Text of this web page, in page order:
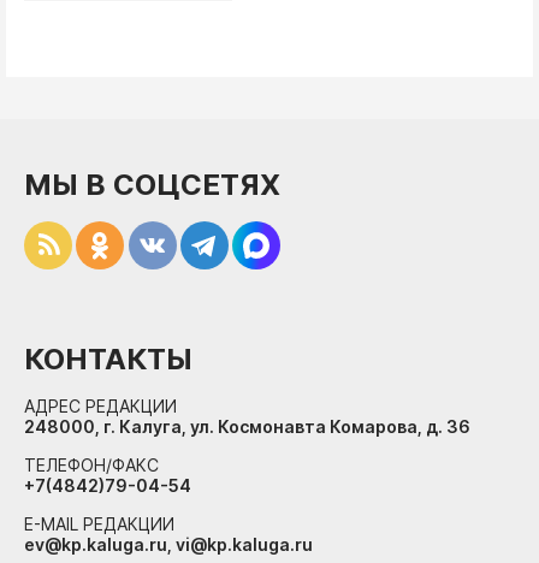
МЫ В СОЦСЕТЯХ
КОНТАКТЫ
АДРЕС РЕДАКЦИИ
248000, г. Калуга, ул. Космонавта Комарова, д. 36
ТЕЛЕФОН/ФАКС
+7(4842)79-04-54
E-MAIL РЕДАКЦИИ
ev@kp.kaluga.ru, vi@kp.kaluga.ru